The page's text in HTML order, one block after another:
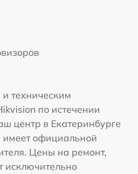
техническим
по истечении
центр в Екатеринбурге
имеет официальной
Цены на ремонт,
исключительно